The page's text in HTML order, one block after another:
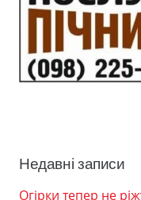
Недавні записи
Огірки тепер не